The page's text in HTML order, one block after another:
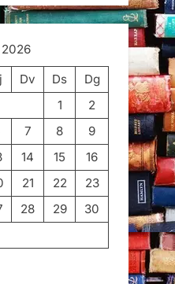
Dv Ds
Dg
1
2
7 8
9
14 15
16
21 22
23
28 29
30